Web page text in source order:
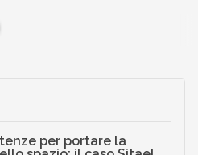
per portare la